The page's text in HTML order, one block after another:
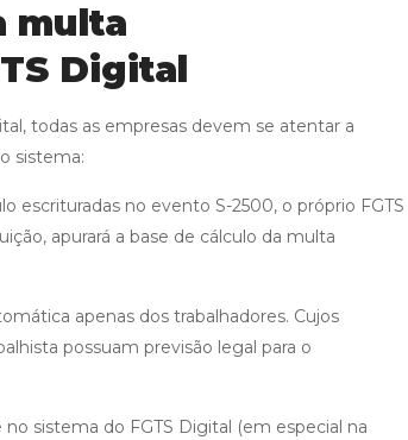
multa
Digital
todas as empresas devem se atentar a
sistema:
escrituradas no evento S-2500, o próprio FGTS
apurará a base de cálculo da multa
apenas dos trabalhadores. Cujos
possuam previsão legal para o
no sistema do FGTS Digital (em especial na